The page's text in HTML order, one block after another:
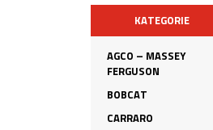
KATEGORIE
AGCO – MASSEY
FERGUSON
BOBCAT
CARRARO